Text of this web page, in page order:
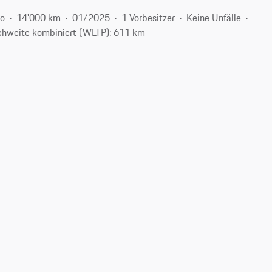
14'000 km 01/2025 1 Vorbesitzer
Keine Unfälle
kombiniert (WLTP): 611 km